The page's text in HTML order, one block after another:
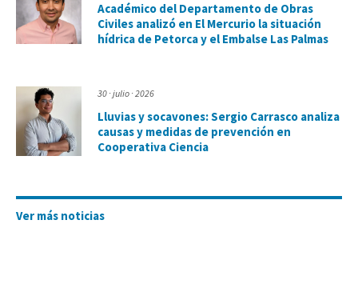
Académico del Departamento de Obras
Civiles analizó en El Mercurio la situación
hídrica de Petorca y el Embalse Las Palmas
30 · julio · 2026
Lluvias y socavones: Sergio Carrasco analiza
causas y medidas de prevención en
Cooperativa Ciencia
Ver más noticias